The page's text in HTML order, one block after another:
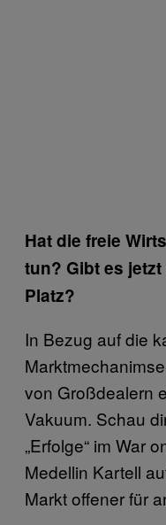
Hat die freie
tun? Gibt es
Platz?
In Bezug auf die
von Großdealern
Vakuum. Schau
„Erfolge“ im War
Medellin Kartell
Markt offener für